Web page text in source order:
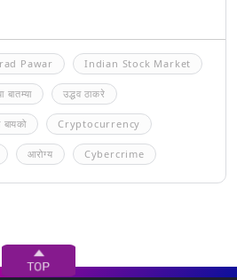
Pawar Indian Stock Market
बातम्या उद्धव ठाकरे
बायको Cryptocurrency
आरोग्य Cybercrime